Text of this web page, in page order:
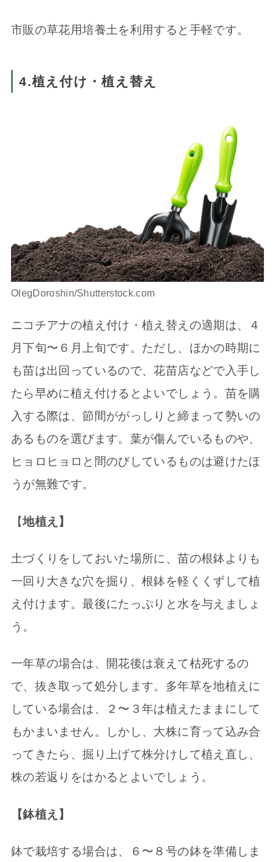
市販の草花用培養土を利用すると手軽です。
4.植え付け・植え替え
OlegDoroshin/Shutterstock.com
ニコチアナの植え付け・植え替えの適期は、４
月下旬〜６月上旬です。ただし、ほかの時期に
も苗は出回っているので、花苗店などで入手し
たら早めに植え付けるとよいでしょう。苗を購
入する際は、節間ががっしりと締まって勢いの
あるものを選びます。葉が傷んでいるものや、
ヒョロヒョロと間のびしているものは避けたほ
うが無難です。
【地植え】
土づくりをしておいた場所に、苗の根鉢よりも
一回り大きな穴を掘り、根鉢を軽くくずして植
え付けます。最後にたっぷりと水を与えましょ
う。
一年草の場合は、開花後は衰えて枯死するの
で、抜き取って処分します。多年草を地植えに
している場合は、２〜３年は植えたままにして
もかまいません。しかし、大株に育って込み合
ってきたら、掘り上げて株分けして植え直し、
株の若返りをはかるとよいでしょう。
【鉢植え】
鉢で栽培する場合は、６〜８号の鉢を準備しま